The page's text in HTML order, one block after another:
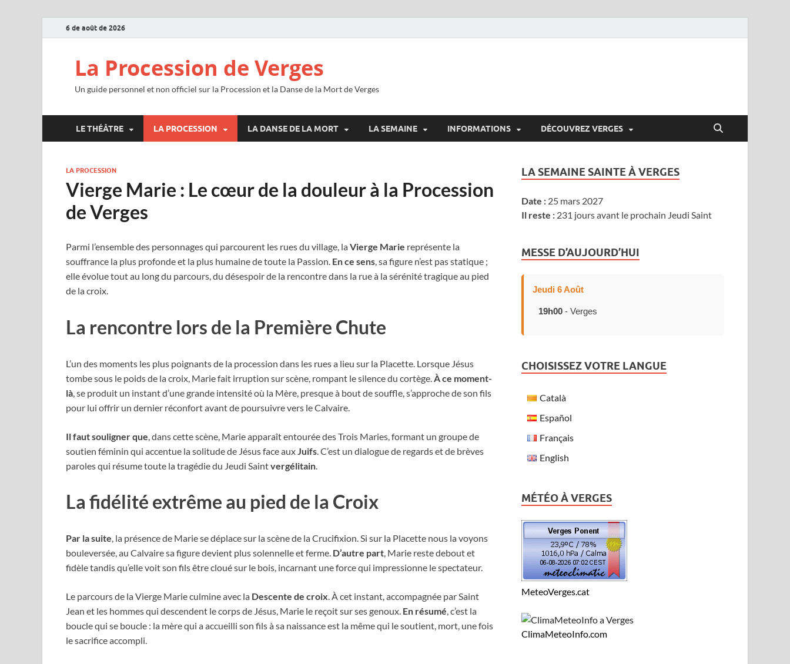
6 de août de 2026
La Procession de Verges
Un guide personnel et non officiel sur la Procession et la Danse de la Mort de Verges
LE THÉÂTRE LA PROCESSION LA DANSE DE LA MORT LA SEMAINE INFORMATIONS DÉCOUVREZ VERGES
LA PROCESSION
Vierge Marie : Le cœur de la douleur à la Procession
de Verges
Parmi l’ensemble des personnages qui parcourent les rues du village, laVierge Marie représente la
souffrance la plus profonde et la plus humaine de toute la Passion. En ce sens, sa figure n’est pas statique ;
elle évolue tout au long du parcours, du désespoir de la rencontre dans la rue à la sérénité tragique au pied
de la croix.
La rencontre lors de la Première Chute
L’un des moments les plus poignants de la procession dans les rues a lieu sur la Placette. Lorsque Jésus
tombe sous le poids de la croix, Marie fait irruption sur scène, rompant le silence du cortège. À ce moment-
là , se produit un instant d’une grande intensité où la Mère, presque à bout de souffle, s’approche de son fils
pour lui offrir un dernier réconfort avant de poursuivre vers le Calvaire.
Il faut souligner que , dans cette scène, Marie apparaît entourée des Trois Maries, formant un groupe de
soutien féminin qui accentue la solitude de Jésus face aux Juifs . C’est un dialogue de regards et de brèves
paroles qui résume toute la tragédie du Jeudi Saintvergélitain
La fidélité extrême au pied de la Croix
Par la suite, la présence de Marie se déplace sur la scène de la Crucifixion. Si sur la Placette nous la voyons
bouleversée, au Calvaire sa figure devient plus solennelle et ferme. D’autre part, Marie reste debout et
fidèle tandis qu’elle voit son fils être cloué sur le bois, incarnant une force qui impressionne le spectateur.
Le parcours de la Vierge Marie culmine avec la Descente de croix. À cet instant, accompagnée par Saint
Jean et les hommes qui descendent le corps de Jésus, Marie le reçoit sur ses genoux. En résumé, c’est la
boucle qui se boucle : la mère qui a accueilli son fils à sa naissance est la même qui le soutient, mort, une fois
le sacrifice accompli.
LA SEMAINE SAINTE À VERGES
Date : 25 mars 2027
Il reste : 231 jours avant le prochain Jeudi Saint
MESSE D’AUJOURD’HUI
Jeudi 6 Août
19h00 - Verges
CHOISISSEZ VOTRE LANGUE
Català
Español
Français
English
MÉTÉO À VERGES
MeteoVerges.cat
ClimaMeteoInfo.com